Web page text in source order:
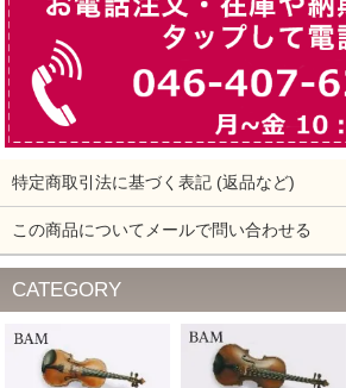
特定商取引法に基づく表記 (返品など)
この商品についてメールで問い合わせる
CATEGORY